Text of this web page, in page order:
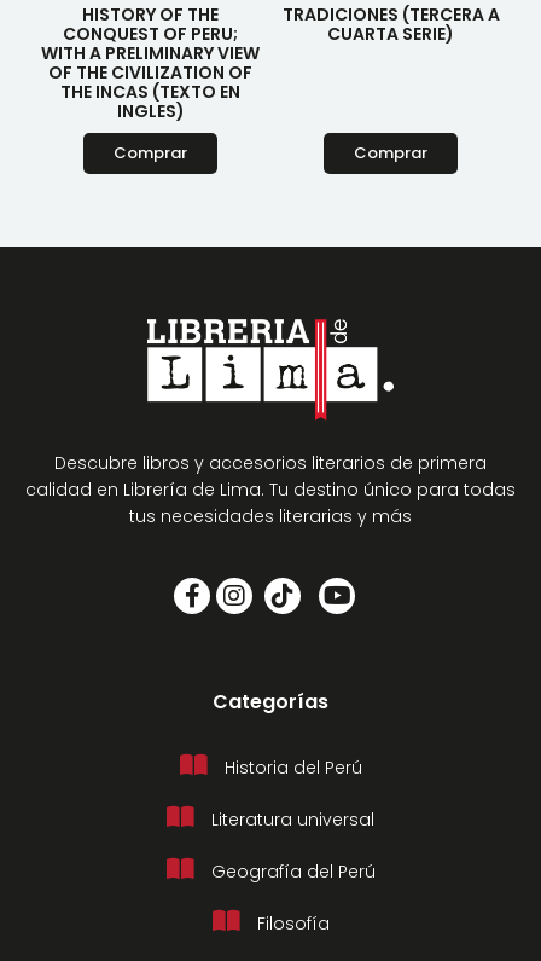
HISTORY OF THE
CONQUEST OF PERU;
WITH A PRELIMINARY VIEW
OF THE CIVILIZATION OF
THE INCAS (TEXTO EN
INGLES)
Comprar
TRADICIONES (TERCERA A
CUARTA SERIE)
Comprar
Descubre libros y accesorios literarios de primera
calidad en Librería de Lima. Tu destino único para todas
tus necesidades literarias y más
Categorías
Historia del Perú
Literatura universal
Geografía del Perú
Filosofía